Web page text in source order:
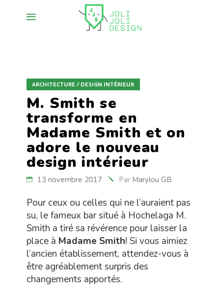
ARCHITECTURE / DESIGN INTÉRIEUR
M. Smith se
transforme en
Madame Smith et on
adore le nouveau
design intérieur
13 novembre 2017 Par Marylou GB
Pour ceux ou celles qui ne l’auraient pas
su, le fameux bar situé à Hochelaga M.
Smith a tiré sa révérence pour laisser la
place à Madame Smith! Si vous aimiez
l’ancien établissement, attendez-vous à
être agréablement surpris des
changements apportés.